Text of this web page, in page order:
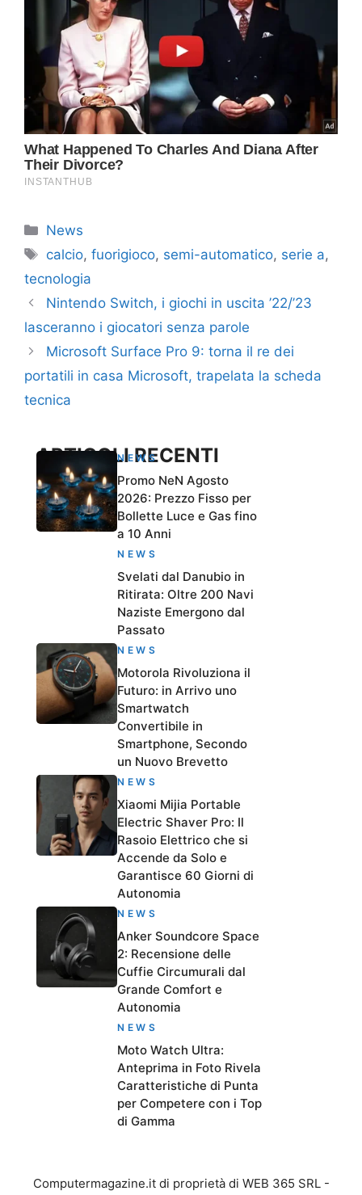
Categorie
News
Tag
calcio,fuorigioco, semi-automatico, serie a,
tecnologia
Nintendo Switch, i giochi in uscita ’22/’23
lasceranno i giocatori senza parole
Microsoft Surface Pro 9: torna il re dei
portatili in casa Microsoft, trapelata la scheda
tecnica
ARTICOLI RECENTI
NEWS
Promo NeN Agosto
2026: Prezzo Fisso per
Bollette Luce e Gas fino
a 10 Anni
NEWS
Svelati dal Danubio in
Ritirata: Oltre 200 Navi
Naziste Emergono dal
Passato
NEWS
Motorola Rivoluziona il
Futuro: in Arrivo uno
Smartwatch
Convertibile in
Smartphone, Secondo
un Nuovo Brevetto
NEWS
Xiaomi Mijia Portable
Electric Shaver Pro: Il
Rasoio Elettrico che si
Accende da Solo e
Garantisce 60 Giorni di
Autonomia
NEWS
Anker Soundcore Space
2: Recensione delle
Cuffie Circumurali dal
Grande Comfort e
Autonomia
NEWS
Moto Watch Ultra:
Anteprima in Foto Rivela
Caratteristiche di Punta
per Competere con i Top
di Gamma
Computermagazine.it di proprietà di WEB 365 SRL -